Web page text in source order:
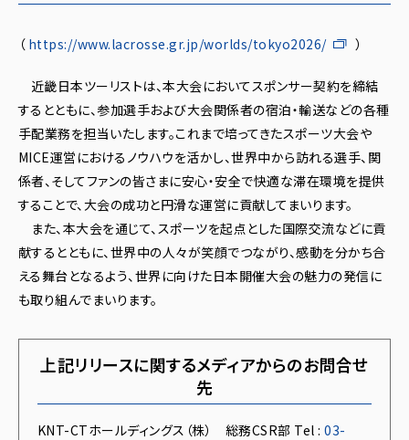
（ https://www.lacrosse.gr.jp/worlds/tokyo2026/ ）
近畿日本ツーリストは、本大会においてスポンサー契約を締結
するとともに、参加選手および大会関係者の宿泊・輸送などの各種
手配業務を担当いたします。これまで培ってきたスポーツ大会や
MICE運営におけるノウハウを活かし、世界中から訪れる選手、関
係者、そしてファンの皆さまに安心・安全で快適な滞在環境を提供
することで、大会の成功と円滑な運営に貢献してまいります。
また、本大会を通じて、スポーツを起点とした国際交流などに貢
献するとともに、世界中の人々が笑顔でつながり、感動を分かち合
える舞台となるよう、世界に向けた日本開催大会の魅力の発信に
も取り組んでまいります。
上記リリースに関するメディアからのお問合せ
先
KNT-CTホールディングス（株） 総務CSR部 Tel :03-